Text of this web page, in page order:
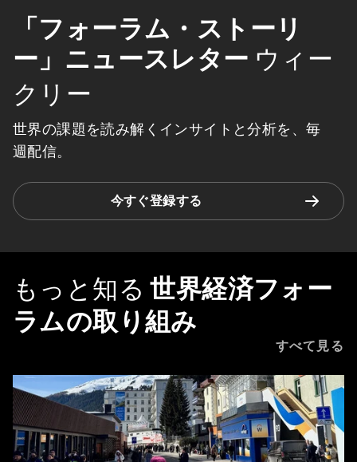
「フォーラム・ストーリ
ー」ニュースレター ウィー
クリー
世界の課題を読み解くインサイトと分析を、毎
週配信。
今すぐ登録する
もっと知る 世界経済フォー
ラムの取り組み
すべて見る